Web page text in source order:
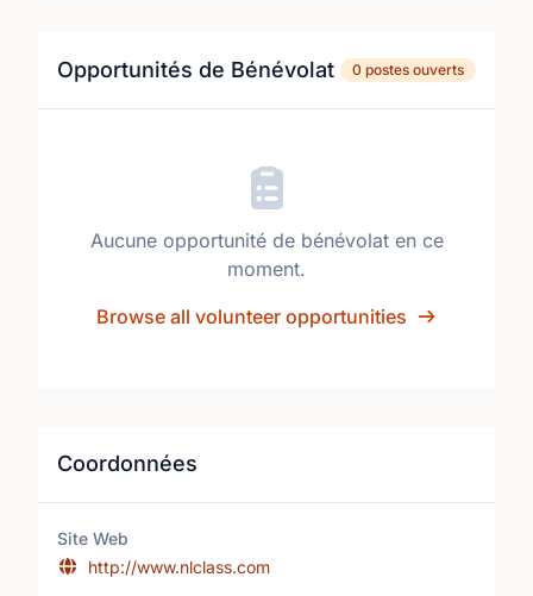
Opportunités de Bénévolat 0 postes ouverts
Aucune opportunité de bénévolat en ce
moment.
Browse all volunteer opportunities
Coordonnées
Site Web
http://www.nlclass.com